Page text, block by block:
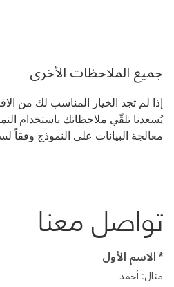
جميع الملاحظات الأخرى
إذا لم تجد الخيار المناسب لك من
يُسعدنا تلقّي ملاحظاتك باستخدام
معالجة البيانات على النموذج وفقاً
تواصل معنا
* الاسم الأول
مثال: أحمد